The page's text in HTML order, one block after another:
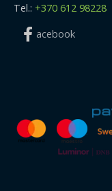
Tel.: +370 612 98228
acebook